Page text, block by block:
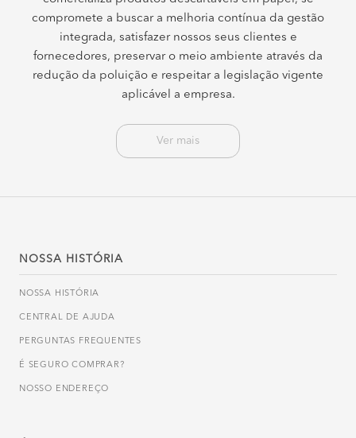
compromete a buscar a melhoria contínua da gestão
integrada, satisfazer nossos seus clientes e
fornecedores, preservar o meio ambiente através da
redução da poluição e respeitar a legislação vigente
aplicável a empresa.
Ver mais
NOSSA HISTÓRIA
NOSSA HISTÓRIA
CENTRAL DE AJUDA
PERGUNTAS FREQUENTES
É SEGURO COMPRAR?
NOSSO ENDEREÇO